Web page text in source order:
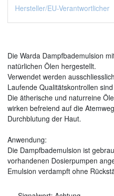
Hersteller/EU-Verantwortlicher
Die Warda Dampfbademulsion
natürlichen Ölen hergestellt.
Verwendet werden
Laufende Qualitätskontrollen
Die ätherische und naturreine
wirken befreiend auf die
Durchblutung der Haut.
Anwendung:
Die Dampfbademulsion ist
vorhandenen Dosierpumpen
Emulsion verdampft ohne